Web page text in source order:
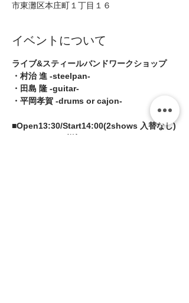
市東灘区本庄町１丁目１６
イベントについて
ライブ&スティールバンドワークショップ
・村治 進 -steelpan-
・田島 隆 -guitar-
・平岡孝賀 -drums or cajon-
■Open13:30/Start14:00(2shows 入替なし)